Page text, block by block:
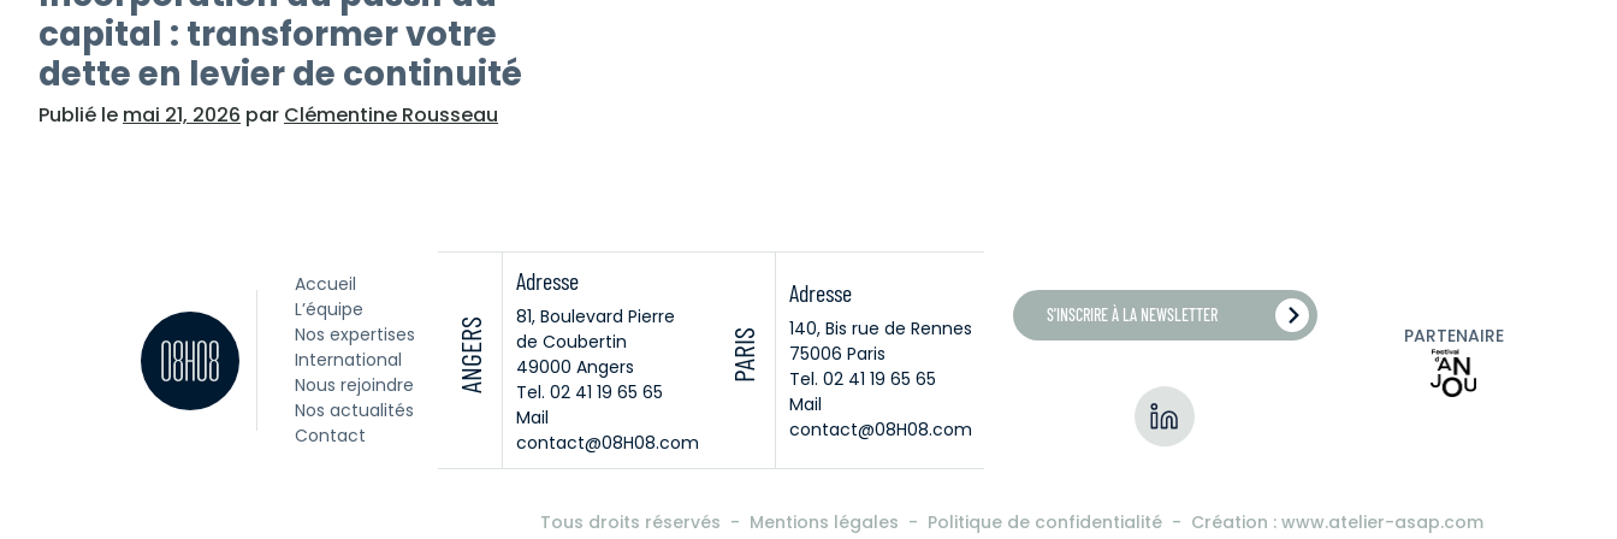
capital : transformer votre
dette en levier de continuité
Publié le mai 21, 2026 par Clémentine Rousseau
Accueil
L’équipe
Nos expertises
International
Nous rejoindre
Nos actualités
Contact
ANGERS
Adresse
81, Boulevard Pierre
de Coubertin
49000 Angers
Tel. 02 41 19 65 65
Mail
contact@08H08.com
PARIS
Adresse
140, Bis rue de Rennes
75006 Paris
Tel. 02 41 19 65 65
Mail
contact@08H08.com
S'INSCRIRE À LA NEWSLETTER
PARTENAIRE
Tous droits réservés Mentions légales Politique de confidentialité Création :www.atelier-asap.com